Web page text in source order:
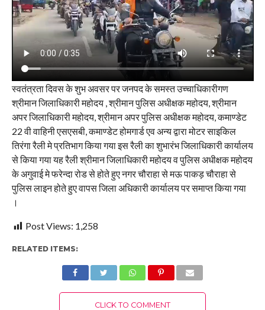
स्वतंत्रता दिवस के शुभ अवसर पर जनपद के समस्त उच्चाधिकारीगण
श्रीमान जिलाधिकारी महोदय , श्रीमान पुलिस अधीक्षक महोदय, श्रीमान
अपर जिलाधिकारी महोदय, श्रीमान अपर पुलिस अधीक्षक महोदय, कमाण्डेट
22 वी वाहिनी एसएसबी, कमाण्डेट होमगार्ड एव अन्य द्वारा मोटर साइकिल
तिरंगा रैली मे प्रतिभाग किया गया इस रैली का शुभारंभ जिलाधिकारी कार्यालय
से किया गया यह रैली श्रीमान जिलाधिकारी महोदय व पुलिस अधीक्षक महोदय
के अगुवाई मे फरेन्दा रोड से होते हुए नगर चौराहा से मऊ पाकड़ चौराहा से
पुलिस लाइन होते हुए वापस जिला अधिकारी कार्यालय पर समाप्त किया गया
।
Post Views: 1,258
RELATED ITEMS:
CLICK TO COMMENT